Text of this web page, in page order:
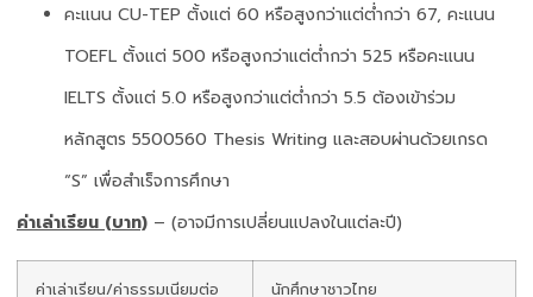
คะแนน CU-TEP ตั้งแต่ 60 หรือสูงกว่าแต่ต่ำกว่า 67, คะแนน
TOEFL ตั้งแต่ 500 หรือสูงกว่าแต่ต่ำกว่า 525 หรือคะแนน
IELTS ตั้งแต่ 5.0 หรือสูงกว่าแต่ต่ำกว่า 5.5 ต้องเข้าร่วม
หลักสูตร 5500560 Thesis Writing และสอบผ่านด้วยเกรด
“S” เพื่อสำเร็จการศึกษา
ค่าเล่าเรียน (บาท) – (อาจมีการเปลี่ยนแปลงในแต่ละปี)
ค่าเล่าเรียน/ค่าธรรมเนียมต่อ
นักศึกษาชาวไทย